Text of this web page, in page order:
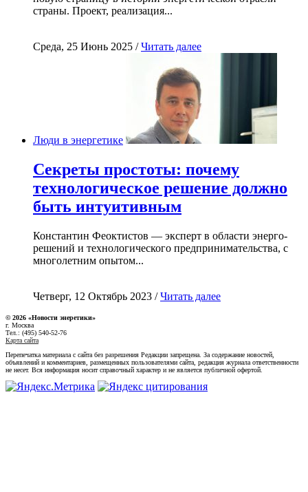
страны. Проект, реализация...
Среда, 25 Июнь 2025 /Читать далее
Люди в энергетике
Секреты простоты: почему
технологическое решение должно
быть интуитивным
Константин Феоктистов — эксперт в области энерго-
решений и технологического предпринимательства, с
многолетним опытом...
Четверг, 12 Октябрь 2023 /Читать далее
© 2026 «Новости энеретики»
г. Москва
Тел.: (495) 540-52-76
Карта сайта
Перепечатка материала с сайта без разрешения Редакции запрещена. За содержание новостей,
объявлений и комментариев, размещенных пользователями сайта, редакция журнала ответственности
не несет. Вся информация носит справочный характер и не является публичной офертой.